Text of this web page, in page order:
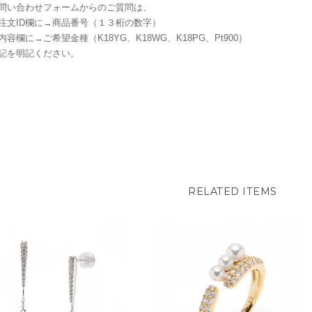
い合わせフォームからのご質問は、
文ID欄に→商品番号（１３桁の数字）
容欄に→ご希望金種（K18YG、K18WG、K18PG、Pt900）
を明記ください。
RELATED ITEMS